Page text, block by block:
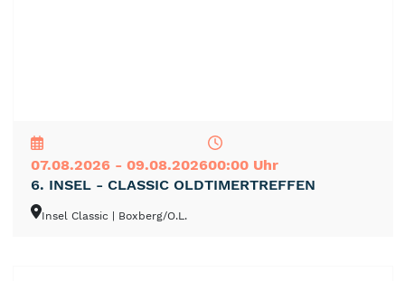
07.08.2026 - 09.08.202600:00 Uhr
6. INSEL - CLASSIC OLDTIMERTREFFEN
Insel Classic | Boxberg/O.L.